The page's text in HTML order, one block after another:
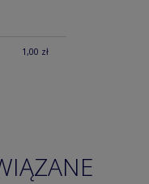
1,00 zł